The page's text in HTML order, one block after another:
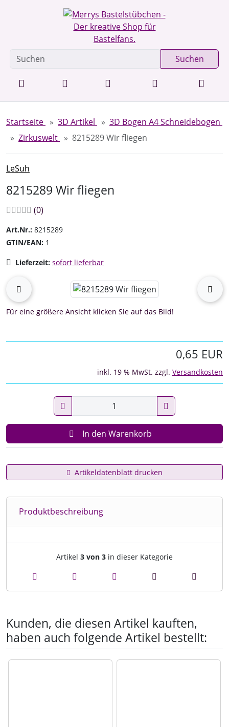
Sprungnavigation
Springe zur Navigation Springe zum Inhalt
Suchen
Startseite 3D Artikel
3D Bogen A4 Schneidebogen
Zirkuswelt
8215289 Wir fliegen
LeSuh
8215289 Wir fliegen
Bewertungen:
(0Bewertungen
)
Art.Nr.: 8215289
GTIN/EAN: 1
Lieferzeit: sofort lieferbar
Wenn mehr als ein Produktbild existiert, können Sie die
Für eine größere Ansicht klicken Sie auf das Bild!
0,65 EUR
inkl. 19 % MwSt. zzgl. Versandkosten
In den Warenkorb
Artikeldatenblatt drucken
Produktbeschreibung
Artikelnavigation innerhalb
Artikel 3 von 3 in dieser Kategorie
Kunden, die diesen Artikel kauften,
haben auch folgende Artikel bestellt:
Es folgt ein Produktslider - navigieren Sie mit der Tab-